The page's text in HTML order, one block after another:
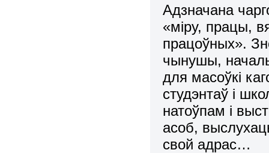
Адзначана
«міру, працы,
працоўных».
чынушы,
для масоўкі
студэнтаў і
натоўпам і
асоб,
свой адрас…